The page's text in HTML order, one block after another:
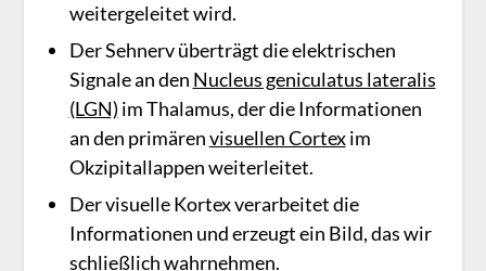
weitergeleitet wird.
Der Sehnerv überträgt die elektrischen
Signale an den Nucleus geniculatus lateralis
(LGN) im Thalamus, der die Informationen
an den primärenvisuellen Cortexim
Okzipitallappen weiterleitet.
Der visuelle Kortex verarbeitet die
Informationen und erzeugt ein Bild, das wir
schließlich wahrnehmen.